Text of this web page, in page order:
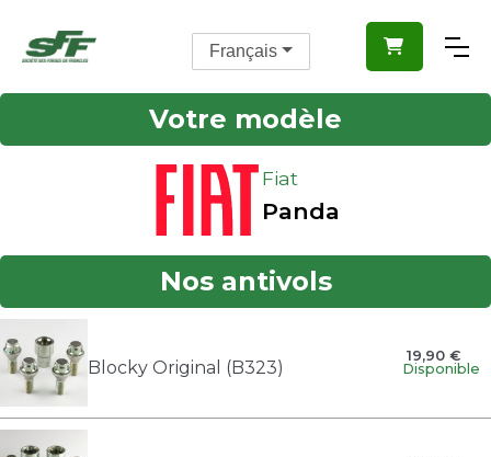

Votre modèle
Fiat
Panda
Nos antivols
Blocky Original (B323)
19,90 €
Disponible
Français